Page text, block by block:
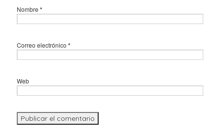
Nombre *
Correo electrónico *
Web